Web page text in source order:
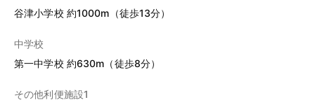
谷津小学校 約1000m（徒歩13分）
中学校
第一中学校 約630m（徒歩8分）
その他利便施設1